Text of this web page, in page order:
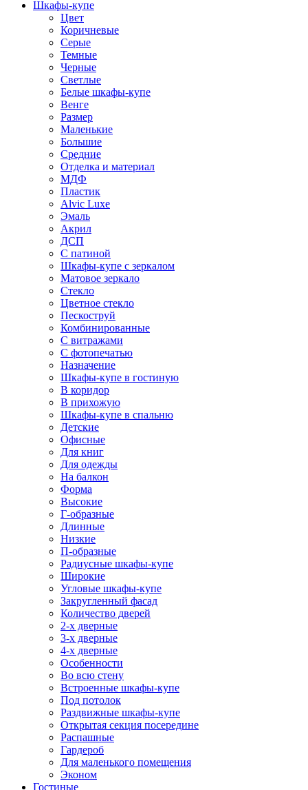
Шкафы-купе
Цвет
Коричневые
Серые
Темные
Черные
Светлые
Белые шкафы-купе
Венге
Размер
Маленькие
Большие
Средние
Отделка и материал
МДФ
Пластик
Alvic Luxe
Эмаль
Акрил
ДСП
С патиной
Шкафы-купе с зеркалом
Матовое зеркало
Стекло
Цветное стекло
Пескоструй
Комбинированные
С витражами
С фотопечатью
Назначение
Шкафы-купе в гостиную
В коридор
В прихожую
Шкафы-купе в спальню
Детские
Офисные
Для книг
Для одежды
На балкон
Форма
Высокие
Г-образные
Длинные
Низкие
П-образные
Радиусные шкафы-купе
Широкие
Угловые шкафы-купе
Закругленный фасад
Количество дверей
2-х дверные
3-х дверные
4-х дверные
Особенности
Во всю стену
Встроенные шкафы-купе
Под потолок
Раздвижные шкафы-купе
Открытая секция посередине
Распашные
Гардероб
Для маленького помещения
Эконом
Гостиные